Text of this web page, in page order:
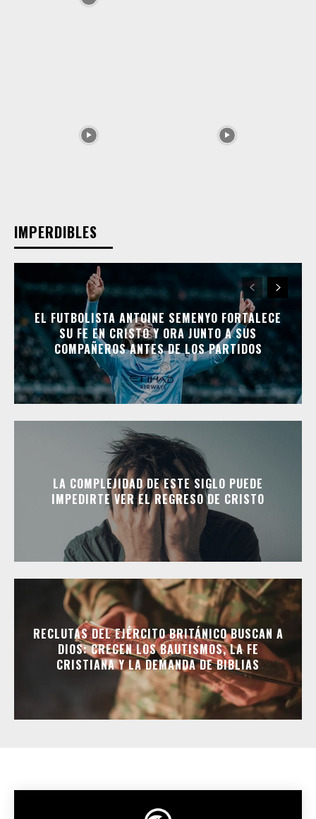
IMPERDIBLES
EL FUTBOLISTA ANTOINE SEMENYO FORTALECE
SU FE EN CRISTO Y ORA JUNTO A SUS
COMPAÑEROS ANTES DE LOS PARTIDOS
LA COMPLEJIDAD DE ESTE SIGLO PUEDE
IMPEDIRTE VER EL REGRESO DE CRISTO
RECLUTAS DEL EJÉRCITO BRITÁNICO BUSCAN A
DIOS: CRECEN LOS BAUTISMOS, LA FE
CRISTIANA Y LA DEMANDA DE BIBLIAS